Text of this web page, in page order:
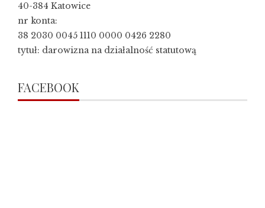
40-384 Katowice
nr konta:
38 2030 0045 1110 0000 0426 2280
tytuł: darowizna na działalność statutową
FACEBOOK